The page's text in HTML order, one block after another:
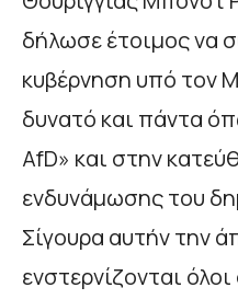
δήλωσε έτοιμος να
κυβέρνηση υπό τον
δυνατό και πάντα
AfD» και στην
ενδυνάμωσης του
Σίγουρα αυτήν την
ενστερνίζονται